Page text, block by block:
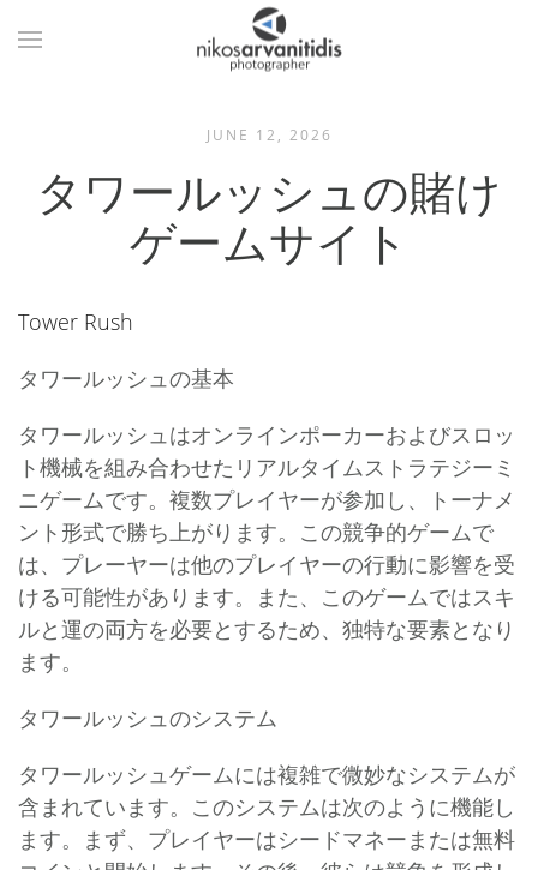
JUNE 12, 2026
タワールッシュの賭け
ゲームサイト
Tower Rush
タワールッシュの基本
タワールッシュはオンラインポーカーおよびスロッ
ト機械を組み合わせたリアルタイムストラテジーミ
ニゲームです。複数プレイヤーが参加し、トーナメ
ント形式で勝ち上がります。この競争的ゲームで
は、プレーヤーは他のプレイヤーの行動に影響を受
ける可能性があります。また、このゲームではスキ
ルと運の両方を必要とするため、独特な要素となり
ます。
タワールッシュのシステム
タワールッシュゲームには複雑で微妙なシステムが
含まれています。このシステムは次のように機能し
ます。まず、プレイヤーはシードマネーまたは無料